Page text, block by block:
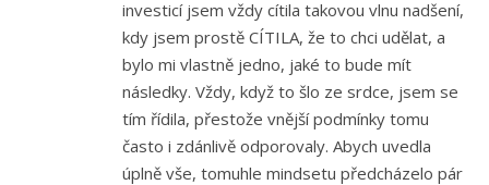
investicí jsem vždy cítila takovou vlnu nadšení,
kdy jsem prostě CÍTILA, že to chci udělat, a
bylo mi vlastně jedno, jaké to bude mít
následky. Vždy, když to šlo ze srdce, jsem se
tím řídila, přestože vnější podmínky tomu
často i zdánlivě odporovaly. Abych uvedla
úplně vše, tomuhle mindsetu předcházelo pár